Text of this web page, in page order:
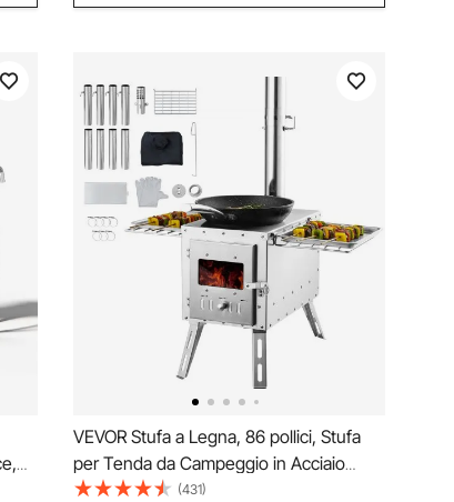
VEVOR Stufa a Legna, 86 pollici, Stufa
per Tenda da Campeggio in Acciaio
Inossidabile, Stufa a Legna Portatile con
(431)